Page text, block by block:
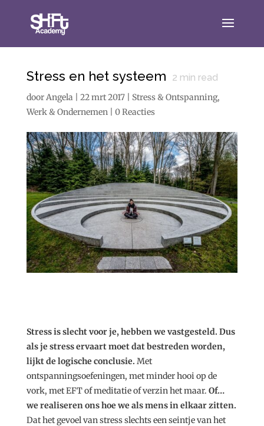
Stress en het systeem 2 min read
doorAngela 22 mrt 2017| Stress & Ontspanning,
Werk & Ondernemen| 0 Reacties
Stress is slecht voor je, hebben we vastgesteld. Dus
als je stress ervaart moet dat bestreden worden,
lijkt de logische conclusie. Met
ontspanningsoefeningen, met minder hooi op de
vork, met EFT of meditatie of verzin het maar. Of…
we realiseren ons hoe we als mens in elkaar zitten.
Dat het gevoel van stress slechts een seintje van het